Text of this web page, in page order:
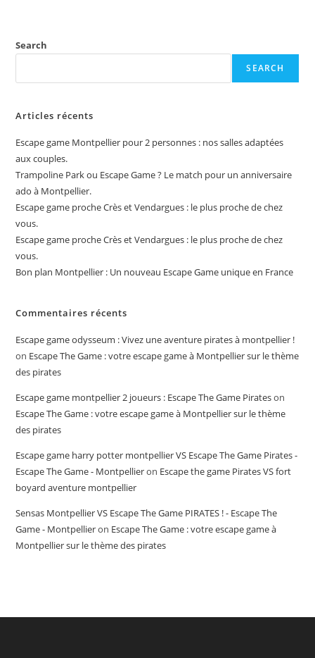
Search
SEARCH
Articles récents
Escape game Montpellier pour 2 personnes : nos salles adaptées
aux couples.
Trampoline Park ou Escape Game ? Le match pour un anniversaire
ado à Montpellier.
Escape game proche Crès et Vendargues : le plus proche de chez
vous.
Escape game proche Crès et Vendargues : le plus proche de chez
vous.
Bon plan Montpellier : Un nouveau Escape Game unique en France
Commentaires récents
Escape game odysseum : Vivez une aventure pirates à montpellier !
on Escape The Game : votre escape game à Montpellier sur le thème
des pirates
Escape game montpellier 2 joueurs​ : Escape The Game Pirateson
Escape The Game : votre escape game à Montpellier sur le thème
des pirates
Escape game harry potter montpellier​ VS Escape The Game Pirates -
Escape The Game - Montpellieron Escape the game Pirates VS fort
boyard aventure montpellier
Sensas Montpellier VS Escape The Game PIRATES ! - Escape The
Game - Montpellieron Escape The Game : votre escape game à
Montpellier sur le thème des pirates